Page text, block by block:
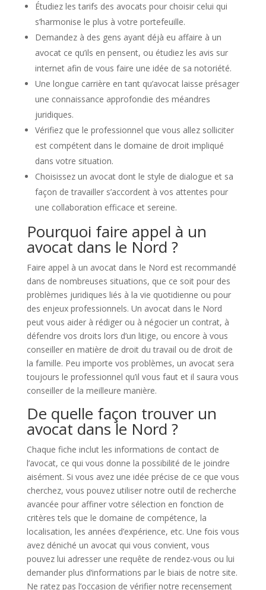
Étudiez les tarifs des avocats pour choisir celui qui
s’harmonise le plus à votre portefeuille.
Demandez à des gens ayant déjà eu affaire à un
avocat ce qu’ils en pensent, ou étudiez les avis sur
internet afin de vous faire une idée de sa notoriété.
Une longue carrière en tant qu’avocat laisse présager
une connaissance approfondie des méandres
juridiques.
Vérifiez que le professionnel que vous allez solliciter
est compétent dans le domaine de droit impliqué
dans votre situation.
Choisissez un avocat dont le style de dialogue et sa
façon de travailler s’accordent à vos attentes pour
une collaboration efficace et sereine.
Pourquoi faire appel à un
avocat dans le Nord ?
Faire appel à un avocat dans le Nord est recommandé
dans de nombreuses situations, que ce soit pour des
problèmes juridiques liés à la vie quotidienne ou pour
des enjeux professionnels. Un avocat dans le Nord
peut vous aider à rédiger ou à négocier un contrat, à
défendre vos droits lors d’un litige, ou encore à vous
conseiller en matière de droit du travail ou de droit de
la famille. Peu importe vos problèmes, un avocat sera
toujours le professionnel qu’il vous faut et il saura vous
conseiller de la meilleure manière.
De quelle façon trouver un
avocat dans le Nord ?
Chaque fiche inclut les informations de contact de
l’avocat, ce qui vous donne la possibilité de le joindre
aisément. Si vous avez une idée précise de ce que vous
cherchez, vous pouvez utiliser notre outil de recherche
avancée pour affiner votre sélection en fonction de
critères tels que le domaine de compétence, la
localisation, les années d’expérience, etc. Une fois vous
avez déniché un avocat qui vous convient, vous
pouvez lui adresser une requête de rendez-vous ou lui
demander plus d’informations par le biais de notre site.
Ne ratez pas l’occasion de vérifier notre recensement